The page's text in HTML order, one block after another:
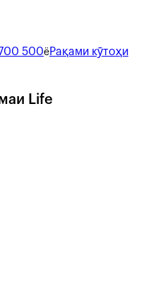
500ёРақами кӯтоҳи
Life